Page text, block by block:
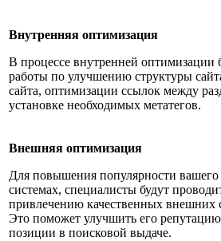
Внутренняя оптимизация
В процессе внутренней оптимизации
работы по улучшению структуры
сайта, оптимизации ссылок между
установке необходимых метатегов.
Внешняя оптимизация
Для повышения популярности вашего
системах, специалисты будут
привлечению качественных внешних
Это поможет улучшить его
позиции в поисковой выдаче.